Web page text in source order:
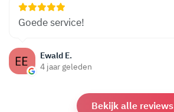
Ewald E.
4 jaar geleden
Goede service!
Bekijk alle reviews